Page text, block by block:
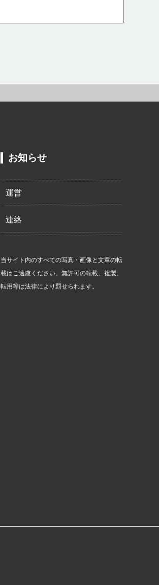
お知らせ
運営
連絡
当サイト内のすべての写真・画像と文章の転
載はご遠慮ください。無許可の転載、複製、
転用等は法律により罰せられます。